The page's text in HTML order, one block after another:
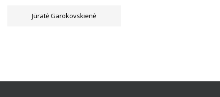
Jūratė Garokovskienė